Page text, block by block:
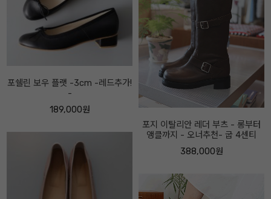
앵클까지 - 오너추천- 굽 4센티
388,000원
마니티 하이업 부츠 -속굽5cm, 2
센티 선택- 오너추천-
358,000원